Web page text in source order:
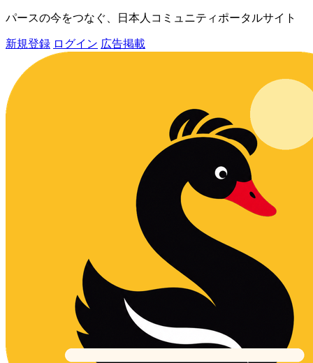
パースの今をつなぐ、日本人コミュニティポータルサイト
新規登録 ログイン 広告掲載